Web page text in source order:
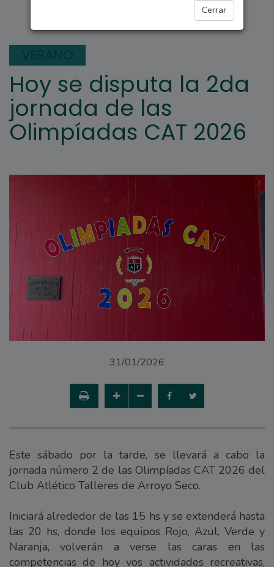
Cerrar
Hoy se disputa la 2da
jornada de las
Olimpíadas CAT 2026
31/01/2026
Este sábado por la tarde, se llevará a cabo la
jornada número 2 de las Olimpíadas CAT 2026 del
Club Atlético Talleres de Arroyo Seco.
Iniciará alrededor de las 15 hs y se extenderá hasta
las 20 hs, donde los equipos Rojo, Azul, Verde y
Naranja, volverán a verse las caras en las
competencias de hoy vos actividades recreativas,